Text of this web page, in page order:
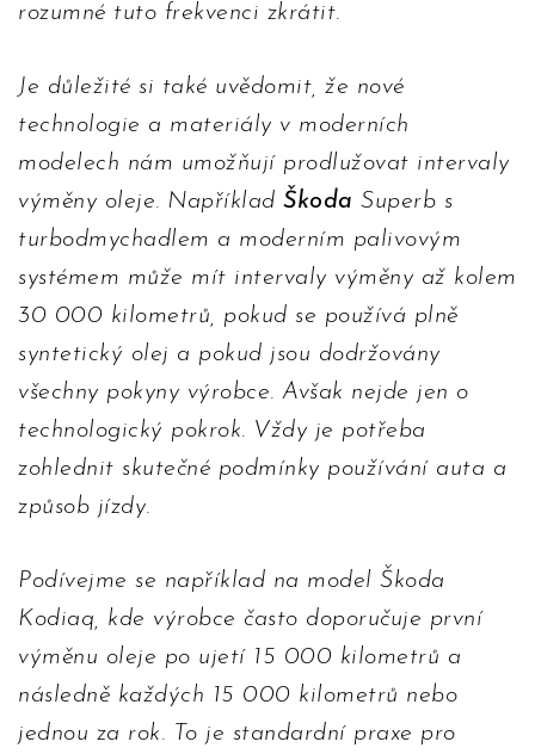
rozumné tuto frekvenci zkrátit.
Je důležité si také uvědomit, že nové
technologie a materiály v moderních
modelech nám umožňují prodlužovat intervaly
výměny oleje. Například Škoda Superb s
turbodmychadlem a moderním palivovým
systémem může mít intervaly výměny až kolem
30 000 kilometrů, pokud se používá plně
syntetický olej a pokud jsou dodržovány
všechny pokyny výrobce. Avšak nejde jen o
technologický pokrok. Vždy je potřeba
zohlednit skutečné podmínky používání auta a
způsob jízdy.
Podívejme se například na model Škoda
Kodiaq, kde výrobce často doporučuje první
výměnu oleje po ujetí 15 000 kilometrů a
následně každých 15 000 kilometrů nebo
jednou za rok. To je standardní praxe pro